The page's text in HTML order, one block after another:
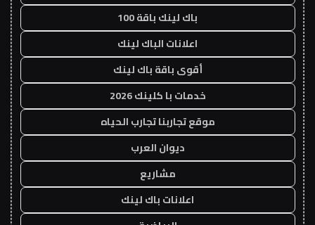
باك لينك باقة 100
اعلانات الباك لينك
أقوى باقة باك لينك
خدمات با كلينك 2026
موقع تجاربنا تجارب الحياه
ديوان العرب
مشاريع
اعلانات باك لينك